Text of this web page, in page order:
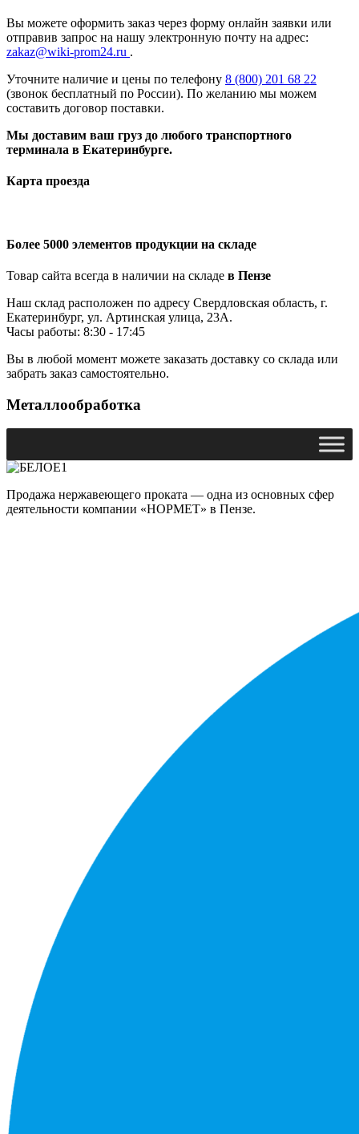
Вы можете оформить заказ через форму онлайн заявки или
отправив запрос на нашу электронную почту на адрес:
zakaz@wiki-prom24.ru .
Уточните наличие и цены по телефону 8 (800) 201 68 22
(звонок бесплатный по России). По желанию мы можем
составить договор поставки.
Мы доставим ваш груз до любого транспортного
терминала в Екатеринбурге.
Карта проезда
Более 5000 элементов продукции на складе
Товар сайта всегда в наличии на складе в Пензе
Наш склад расположен по адресу Свердловская область, г.
Екатеринбург, ул. Артинская улица, 23А.
Часы работы: 8:30 - 17:45
Вы в любой момент можете заказать доставку со склада или
забрать заказ самостоятельно.
Металлообработка
Продажа нержавеющего проката — одна из основных сфер
деятельности компании «НОРМЕТ» в Пензе.